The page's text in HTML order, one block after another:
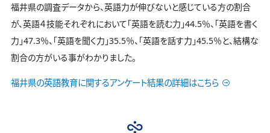
福井県の調査データから、英語力が伸びないと感じている方の割合
が、英語４技能それぞれにおいて「英語を読む力」44.5％、「英語を書く
力」47.3％、「英語を聞く力」35.5％、「英語を話す力」45.5％と、結構な
割合の方がいる事がわかりました。
福井県の英語教育に関するアンケート結果の詳細はこちら